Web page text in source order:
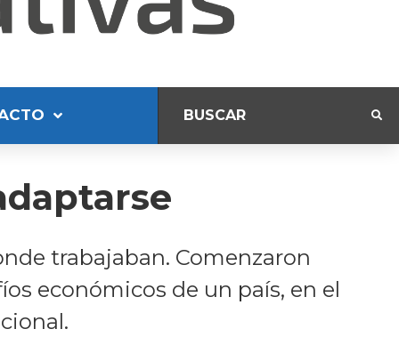
trabajaban. Comenzaron
económicos de un país, en el